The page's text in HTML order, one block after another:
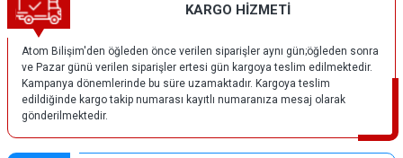
KARGO HİZMETİ
Atom Bilişim'den öğleden önce verilen siparişler aynı gün;öğleden sonra
ve Pazar günü verilen siparişler ertesi gün kargoya teslim edilmektedir.
Kampanya dönemlerinde bu süre uzamaktadır. Kargoya teslim
edildiğinde kargo takip numarası kayıtlı numaranıza mesaj olarak
gönderilmektedir.